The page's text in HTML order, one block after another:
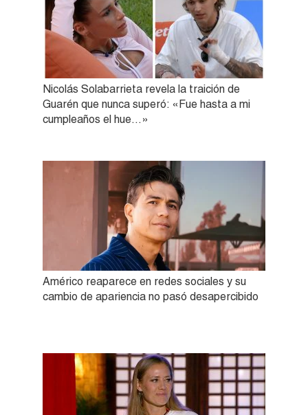
Nicolás Solabarrieta revela la traición de
Guarén que nunca superó: «Fue hasta a mi
cumpleaños el hue…»
Américo reaparece en redes sociales y su
cambio de apariencia no pasó desapercibido